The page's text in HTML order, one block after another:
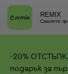
REMIX
Свалете
-20%
подарък за